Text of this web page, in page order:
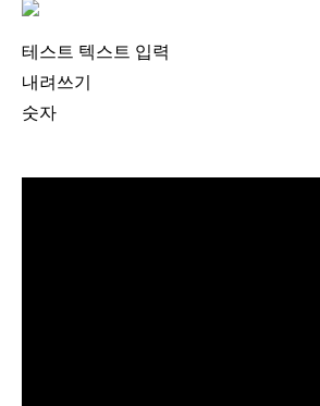
테스트 텍스트 입력
내려쓰기
숫자